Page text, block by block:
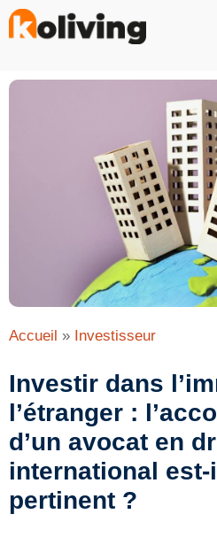
Aller
Accueil » Investisseur
Investir dans
l’étranger :
d’un avocat en
international
pertinent ?